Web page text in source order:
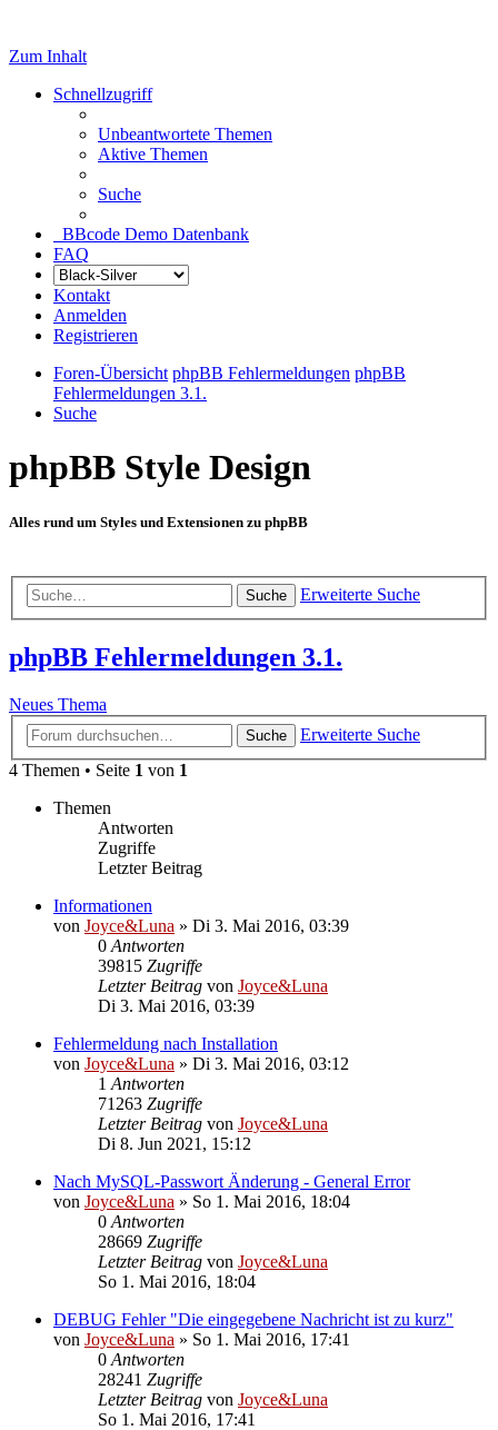
Zum Inhalt
Schnellzugriff
Unbeantwortete Themen
Aktive Themen
Suche
BBcode Demo Datenbank
FAQ
Kontakt
Anmelden
Registrieren
Foren-Übersicht phpBB Fehlermeldungen phpBB
Fehlermeldungen 3.1.
Suche
phpBB Style Design
Alles rund um Styles und Extensionen zu phpBB
Suche Erweiterte Suche
phpBB Fehlermeldungen 3.1.
Neues Thema
Suche
Erweiterte Suche
4 Themen • Seite 1 von 1
Themen
Antworten
Zugriffe
Letzter Beitrag
Informationen
von Joyce&Luna » Di 3. Mai 2016, 03:39
0 Antworten
39815 Zugriffe
Letzter Beitrag von Joyce&Luna
Di 3. Mai 2016, 03:39
Fehlermeldung nach Installation
von Joyce&Luna » Di 3. Mai 2016, 03:12
1 Antworten
71263 Zugriffe
Letzter Beitrag von Joyce&Luna
Di 8. Jun 2021, 15:12
Nach MySQL-Passwort Änderung - General Error
von Joyce&Luna » So 1. Mai 2016, 18:04
0 Antworten
28669 Zugriffe
Letzter Beitrag von Joyce&Luna
So 1. Mai 2016, 18:04
DEBUG Fehler "Die eingegebene Nachricht ist zu kurz"
von Joyce&Luna » So 1. Mai 2016, 17:41
0 Antworten
28241 Zugriffe
Letzter Beitrag von Joyce&Luna
So 1. Mai 2016, 17:41